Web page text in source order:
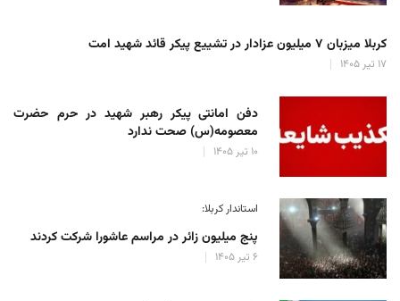
کربلا میزبان ۷ میلیون عزادار در تشییع پیکر قائد شهید امت
۱۷ تیر ۱۴۰۵
دفن امانتی پیکر رهبر شهید در حرم حضرت
معصومه(س) صحت ندارد
۱۰ تیر ۱۴۰۵
استاندار کربلا:
پنج میلیون زائر در مراسم عاشورا شرکت کردند
۶ تیر ۱۴۰۵